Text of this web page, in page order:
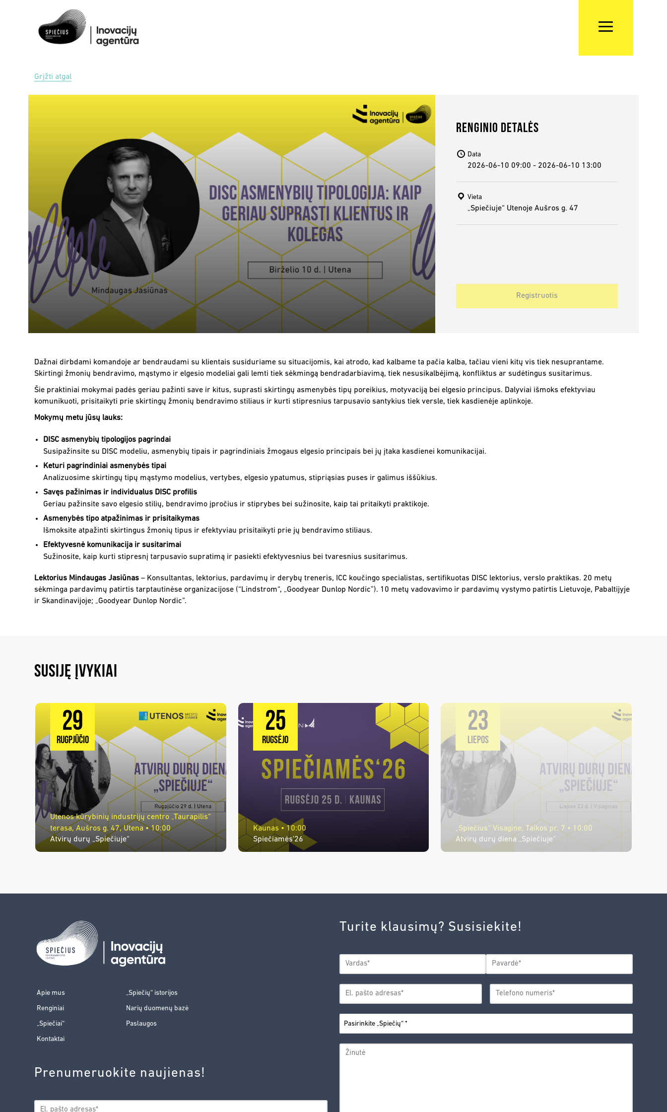
Grįžti atgal
RENGINIO DETALĖS
Data
2026-06-10 09:00 - 2026-06-10 13:00
Vieta
„Spiečiuje“ Utenoje Aušros g. 47
Registruotis
Dažnai dirbdami komandoje ar bendraudami su klientais susiduriame su situacijomis, kai atrodo, kad kalbame ta pačia kalba, tačiau vieni kitų vis tiek nesuprantame.
Skirtingi žmonių bendravimo, mąstymo ir elgesio modeliai gali lemti tiek sėkmingą bendradarbiavimą, tiek nesusikalbėjimą, konfliktus ar sudėtingus susitarimus.
Šie praktiniai mokymai padės geriau pažinti save ir kitus, suprasti skirtingų asmenybės tipų poreikius, motyvaciją bei elgesio principus. Dalyviai išmoks efektyviau
komunikuoti, prisitaikyti prie skirtingų žmonių bendravimo stiliaus ir kurti stipresnius tarpusavio santykius tiek versle, tiek kasdienėje aplinkoje.
Mokymų metu jūsų lauks:
DISC asmenybių tipologijos pagrindai
Susipažinsite su DISC modeliu, asmenybių tipais ir pagrindiniais žmogaus elgesio principais bei jų įtaka kasdienei komunikacijai.
Keturi pagrindiniai asmenybės tipai
Analizuosime skirtingų tipų mąstymo modelius, vertybes, elgesio ypatumus, stipriąsias puses ir galimus iššūkius.
Savęs pažinimas ir individualus DISC profilis
Geriau pažinsite savo elgesio stilių, bendravimo įpročius ir stiprybes bei sužinosite, kaip tai pritaikyti praktikoje.
Asmenybės tipo atpažinimas ir prisitaikymas
Išmoksite atpažinti skirtingus žmonių tipus ir efektyviau prisitaikyti prie jų bendravimo stiliaus.
Efektyvesnė komunikacija ir susitarimai
Sužinosite, kaip kurti stipresnį tarpusavio supratimą ir pasiekti efektyvesnius bei tvaresnius susitarimus.
Lektorius Mindaugas Jasiūnas – Konsultantas, lektorius, pardavimų ir derybų treneris, ICC koučingo specialistas, sertifikuotas DISC lektorius, verslo praktikas. 20 metų
sėkminga pardavimų patirtis tarptautinėse organizacijose (“Lindstrom“, „Goodyear Dunlop Nordic”). 10 metų vadovavimo ir pardavimų vystymo patirtis Lietuvoje, Pabaltijyje
ir Skandinavijoje; „Goodyear Dunlop Nordic”.
SUSIJĘ ĮVYKIAI
29
RUGPJŪČIO
Utenos kūrybinių industrijų centro „Taurapilis“
terasa, Aušros g. 47, Utena • 10:00
Atvirų durų „Spiečiuje“
25
RUGSĖJO
Kaunas • 10:00
Spiečiamės'26
23
LIEPOS
„Spiečius“ Visagine, Taikos pr. 7 • 10:00
Atvirų durų diena „Spiečiuje“
Apie mus „Spiečių“ istorijos
Renginiai Narių duomenų bazė
„Spiečiai“ Paslaugos
Kontaktai
Prenumeruokite naujienas!
EL.
Turite klausimų? Susisiekite!
VARDAS
EL.
ADRESAS*
TELEFONO
NUMERIS*
PASIRINKITE
„SPIEČIŲ“*
ŽINUTĖ